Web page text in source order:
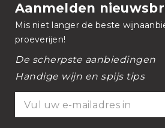
Aanmelden
Mis niet langer de beste
proeverijen!
De scherpste aanbiedingen
Handige wijn en spijs tips